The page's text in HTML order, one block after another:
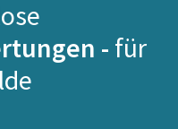
- für